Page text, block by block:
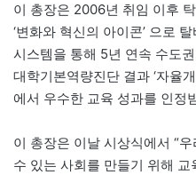
이 총장은 2006년 취임 이후
‘변화와 혁신의 아이콘’ 으로
시스템을 통해 5년 연속 수도
대학기본역량진단 결과 ‘자율
에서 우수한 교육 성과를 인정
이 총장은 이날 시상식에서 “
수 있는 사회를 만들기 위해 교